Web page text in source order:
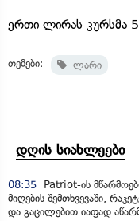
ერთი ლირას კურსმა
თემები: ლარი
დღის სიახლეები
08:35
Patriot-ის
მიღების შემთხვევაში,
და გაცილებით იაფად